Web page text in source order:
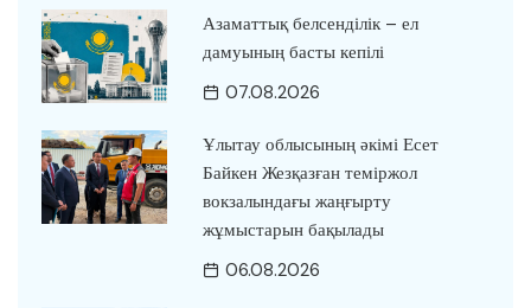
Азаматтық белсенділік – ел
дамуының басты кепілі
07.08.2026
Ұлытау облысының әкімі Есет
Байкен Жезқазған теміржол
вокзалындағы жаңғырту
жұмыстарын бақылады
06.08.2026